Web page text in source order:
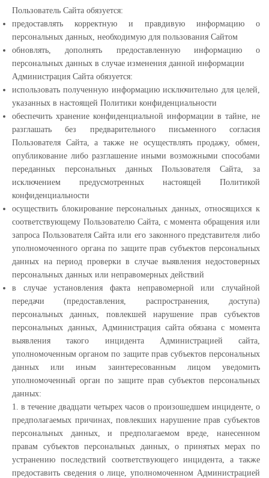
Пользователь Сайта обязуется:
предоставлять корректную и правдивую информацию о
персональных данных, необходимую для пользования Сайтом
обновлять, дополнять предоставленную информацию о
персональных данных в случае изменения данной информации
Администрация Сайта обязуется:
использовать полученную информацию исключительно для целей,
указанных в настоящей Политики конфиденциальности
обеспечить хранение конфиденциальной информации в тайне, не
разглашать без предварительного письменного согласия
Пользователя Сайта, а также не осуществлять продажу, обмен,
опубликование либо разглашение иными возможными способами
переданных персональных данных Пользователя Сайта, за
исключением предусмотренных настоящей Политикой
конфиденциальности
осуществить блокирование персональных данных, относящихся к
соответствующему Пользователю Сайта, с момента обращения или
запроса Пользователя Сайта или его законного представителя либо
уполномоченного органа по защите прав субъектов персональных
данных на период проверки в случае выявления недостоверных
персональных данных или неправомерных действий
в случае установления факта неправомерной или случайной
передачи (предоставления, распространения, доступа)
персональных данных, повлекшей нарушение прав субъектов
персональных данных, Администрация сайта обязана с момента
выявления такого инцидента Администрацией сайта,
уполномоченным органом по защите прав субъектов персональных
данных или иным заинтересованным лицом уведомить
уполномоченный орган по защите прав субъектов персональных
данных:
1. в течение двадцати четырех часов о произошедшем инциденте, о
предполагаемых причинах, повлекших нарушение прав субъектов
персональных данных, и предполагаемом вреде, нанесенном
правам субъектов персональных данных, о принятых мерах по
устранению последствий соответствующего инцидента, а также
предоставить сведения о лице, уполномоченном Администрацией